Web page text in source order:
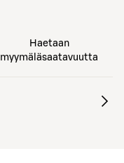
Haetaan
myymäläsaatavuutta